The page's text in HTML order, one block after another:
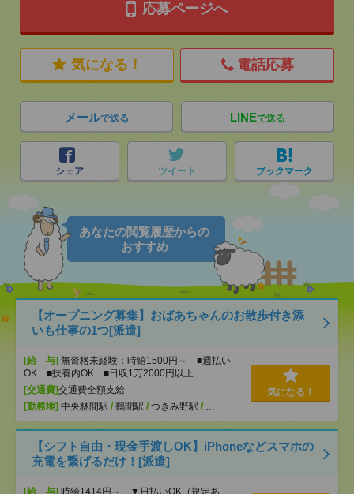
応募ページへ
気になる！ 電話応募
メールで送る LINEで送る
シェア ツイート ブックマーク
あなたの閲覧履歴からの
おすすめ
【オープニング募集】おばあちゃんのお散歩付き添
いも仕事の1つ[派遣]
[給 与] 無資格未経験：時給1500円～ ■週払い
OK ■扶養内OK ■日収1万2000円以上
[交通費]交通費全額支給
[勤務地] 中央林間駅 / 鶴間駅 / つきみ野駅 / …
気になる！
【シフト自由・現金手渡しOK】iPhoneなどスマホの
充電を繋げるだけ！[派遣]
[給 与] 時給1414円～ ▼日払いOK（規定あ